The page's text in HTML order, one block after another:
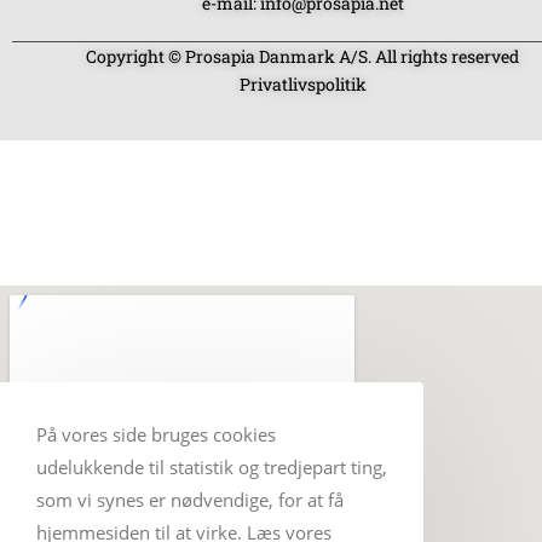
Copyright © Prosapia Danmark A/S. All rights reserved
Privatlivspolitik
På vores side bruges cookies
udelukkende til statistik og tredjepart ting,
som vi synes er nødvendige, for at få
hjemmesiden til at virke. Læs vores